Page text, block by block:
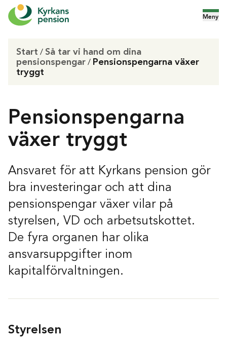
Meny
Start / Så tar vi hand om dina
pensionspengar / Pensionspengarna växer
tryggt
Pensionspengarna
växer tryggt
Ansvaret för att Kyrkans pension gör
bra investeringar och att dina
pensionspengar växer vilar på
styrelsen, VD och arbetsutskottet.
De fyra organen har olika
ansvarsuppgifter inom
kapitalförvaltningen.
Styrelsen